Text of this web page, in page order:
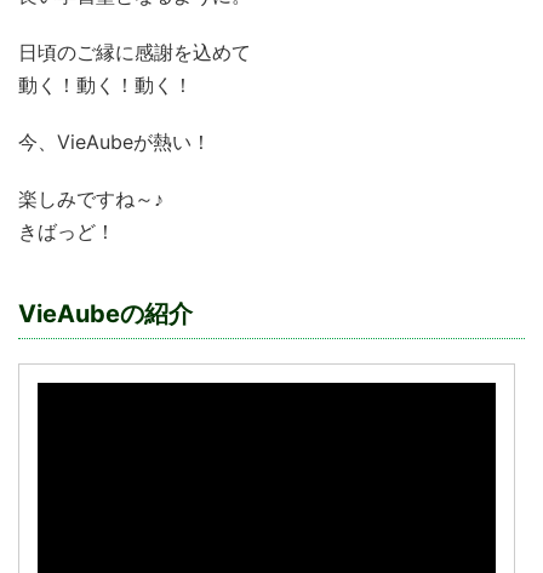
日頃のご縁に感謝を込めて
動く！動く！動く！
今、VieAubeが熱い！
楽しみですね～♪
きばっど！
VieAubeの紹介